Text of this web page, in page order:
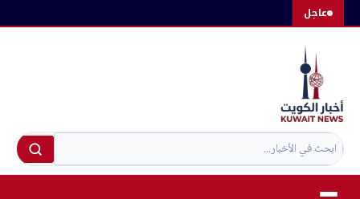
عاجلالتجاوز